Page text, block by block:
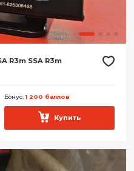
R3m SSA R3m
Бонус:1 200 баллов
Купить